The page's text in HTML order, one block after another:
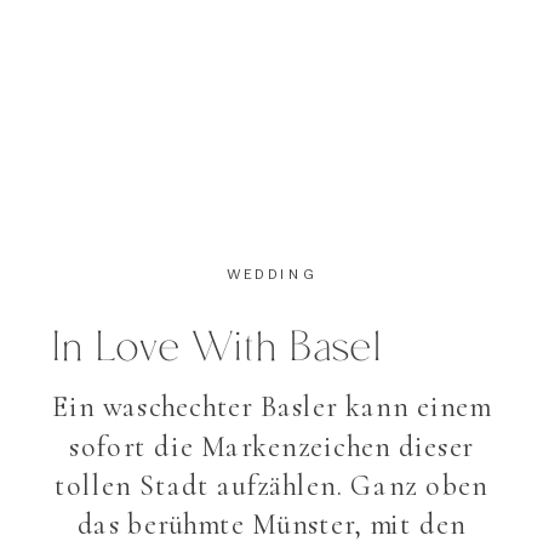
Ein waschechter Basler kann einem
sofort die Markenzeichen dieser
tollen Stadt aufzählen. Ganz oben
das berühmte Münster, mit den
In Love With Basel
WEDDING